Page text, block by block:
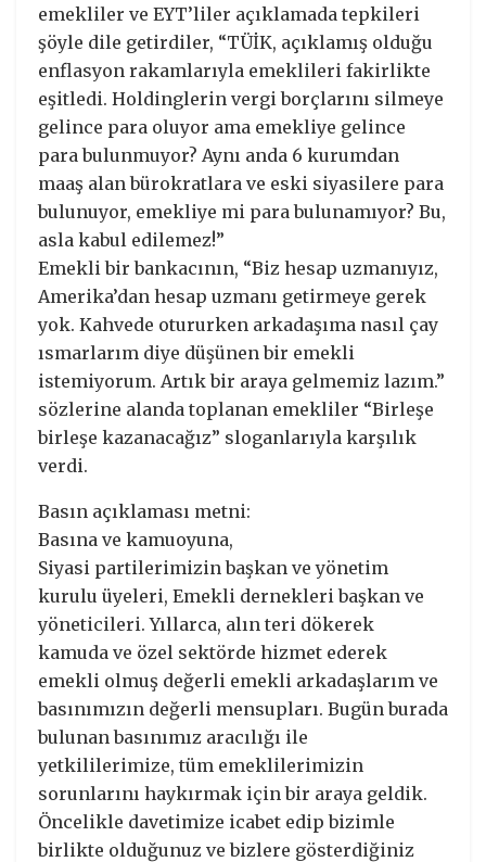
emekliler ve EYT’liler açıklamada tepkileri
şöyle dile getirdiler, “TÜİK, açıklamış olduğu
enflasyon rakamlarıyla emeklileri fakirlikte
eşitledi. Holdinglerin vergi borçlarını silmeye
gelince para oluyor ama emekliye gelince
para bulunmuyor? Aynı anda 6 kurumdan
maaş alan bürokratlara ve eski siyasilere para
bulunuyor, emekliye mi para bulunamıyor? Bu,
asla kabul edilemez!”
Emekli bir bankacının, “Biz hesap uzmanıyız,
Amerika’dan hesap uzmanı getirmeye gerek
yok. Kahvede otururken arkadaşıma nasıl çay
ısmarlarım diye düşünen bir emekli
istemiyorum. Artık bir araya gelmemiz lazım.”
sözlerine alanda toplanan emekliler “Birleşe
birleşe kazanacağız” sloganlarıyla karşılık
verdi.
Basın açıklaması metni:
Basına ve kamuoyuna,
Siyasi partilerimizin başkan ve yönetim
kurulu üyeleri, Emekli dernekleri başkan ve
yöneticileri. Yıllarca, alın teri dökerek
kamuda ve özel sektörde hizmet ederek
emekli olmuş değerli emekli arkadaşlarım ve
basınımızın değerli mensupları. Bugün burada
bulunan basınımız aracılığı ile
yetkililerimize, tüm emeklilerimizin
sorunlarını haykırmak için bir araya geldik.
Öncelikle davetimize icabet edip bizimle
birlikte olduğunuz ve bizlere gösterdiğiniz